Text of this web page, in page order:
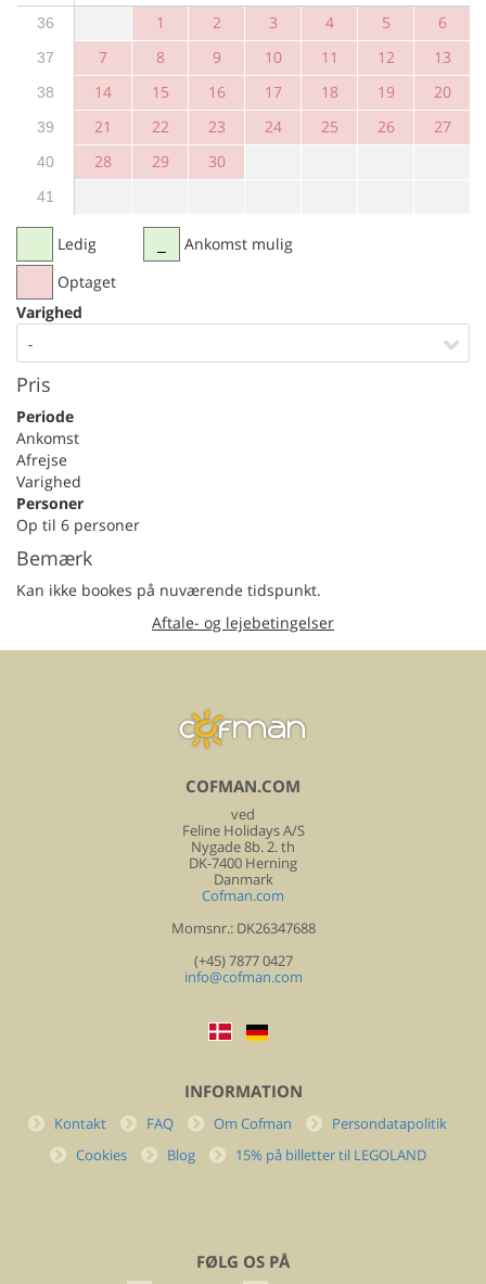
36
1 2 3 4 5 6
37 7 8 9 10 11 12 13
38 14 15 16 17 18 19 20
39 21 22 23 24 25 26 27
40 28 29 30
41
Ledig
Optaget
Ankomst mulig
Varighed
-
Pris
Periode
Ankomst
Afrejse
Varighed
Personer
Op til 6 personer
Bemærk
Kan ikke bookes på nuværende tidspunkt.
Aftale- og lejebetingelser
COFMAN.COM
ved
Feline Holidays A/S
Nygade 8b. 2. th
DK-7400 Herning
Danmark
Cofman.com
Momsnr.: DK26347688
(+45) 7877 0427
info@cofman.com
INFORMATION
Kontakt FAQ Om Cofman
Persondatapolitik
Cookies
Blog 15% på billetter til LEGOLAND
FØLG OS PÅ